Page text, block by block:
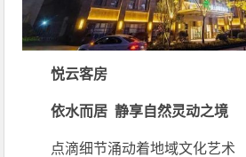
悦云客房
依水而居 静享自然灵动之境
点滴细节涌动着地域文化艺术